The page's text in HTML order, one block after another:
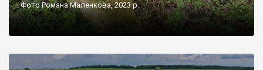
Фото Романа Маленкова, 2023 р.